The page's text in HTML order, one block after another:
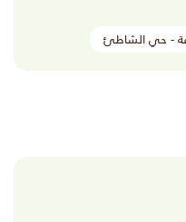
- حي الشاطئ